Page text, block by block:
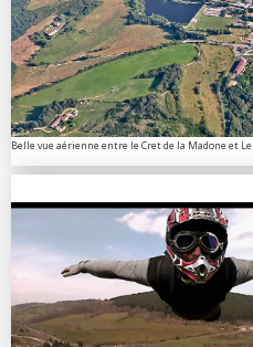
Belle vue aérienne entre le Cret de la Madone et